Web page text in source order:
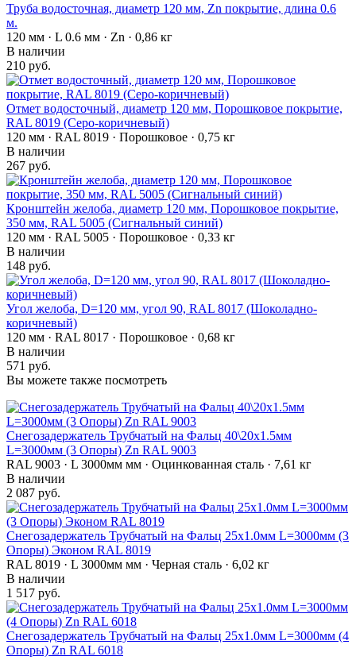
Труба водосточная, диаметр 120 мм, Zn покрытие, длина 0.6
м.
120 мм · L 0.6 мм · Zn · 0,86 кг
В наличии
210 руб.
Отмет водосточный, диаметр 120 мм, Порошковое покрытие,
RAL 8019 (Серо-коричневый)
120 мм · RAL 8019 · Порошковое · 0,75 кг
В наличии
267 руб.
Кронштейн желоба, диаметр 120 мм, Порошковое покрытие,
350 мм, RAL 5005 (Сигнальный синий)
120 мм · RAL 5005 · Порошковое · 0,33 кг
В наличии
148 руб.
Угол желоба, D=120 мм, угол 90, RAL 8017 (Шоколадно-
коричневый)
120 мм · RAL 8017 · Порошковое · 0,68 кг
В наличии
571 руб.
Вы можете также посмотреть
Снегозадержатель Трубчатый на Фальц 40\20х1.5мм
L=3000мм (3 Опоры) Zn RAL 9003
RAL 9003 · L 3000мм мм · Оцинкованная сталь · 7,61 кг
В наличии
2 087 руб.
Снегозадержатель Трубчатый на Фальц 25х1.0мм L=3000мм (3
Опоры) Эконом RAL 8019
RAL 8019 · L 3000мм мм · Черная сталь · 6,02 кг
В наличии
1 517 руб.
Снегозадержатель Трубчатый на Фальц 25х1.0мм L=3000мм (4
Опоры) Zn RAL 6018